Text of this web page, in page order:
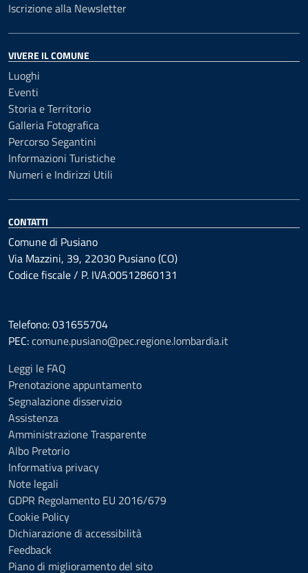
Iscrizione alla Newsletter
VIVERE IL COMUNE
Luoghi
Eventi
Storia e Territorio
Galleria Fotografica
Percorso Segantini
Informazioni Turistiche
Numeri e Indirizzi Utili
CONTATTI
Comune di Pusiano
Via Mazzini, 39, 22030 Pusiano (CO)
Codice fiscale / P. IVA:00512860131
Telefono: 031655704
PEC:comune.pusiano@pec.regione.lombardia.it
Leggi le FAQ
Prenotazione appuntamento
Segnalazione disservizio
Assistenza
Amministrazione Trasparente
Albo Pretorio
Informativa privacy
Note legali
GDPR Regolamento EU 2016/679
Cookie Policy
Dichiarazione di accessibilità
Feedback
Piano di miglioramento del sito